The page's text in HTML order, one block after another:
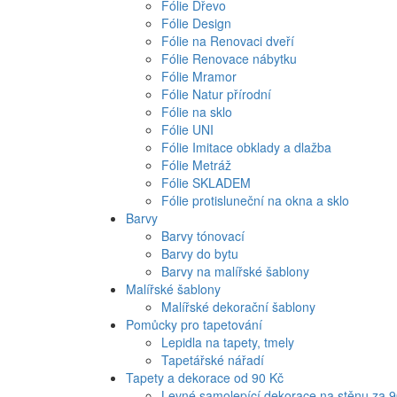
Fólie Dřevo
Fólie Design
Fólie na Renovaci dveří
Fólie Renovace nábytku
Fólie Mramor
Fólie Natur přírodní
Fólie na sklo
Fólie UNI
Fólie Imitace obklady a dlažba
Fólie Metráž
Fólie SKLADEM
Fólie protisluneční na okna a sklo
Barvy
Barvy tónovací
Barvy do bytu
Barvy na malířské šablony
Malířské šablony
Malířské dekorační šablony
Pomůcky pro tapetování
Lepidla na tapety, tmely
Tapetářské nářadí
Tapety a dekorace od 90 Kč